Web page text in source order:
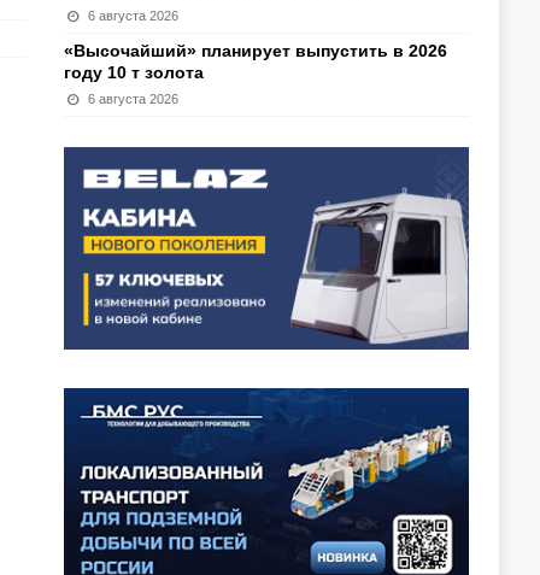
6 августа 2026
«Высочайший» планирует выпустить в 2026
году 10 т золота
6 августа 2026